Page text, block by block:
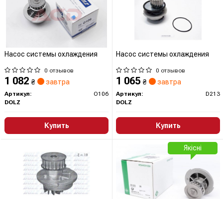
Насос системы охлаждения
0 отзывов
1 082 ₴ завтра
Артикул:
O106
DOLZ
Купить
Насос системы охлаждения
0 отзывов
1 065 ₴ завтра
Артикул:
D213
DOLZ
Купить
Якісні